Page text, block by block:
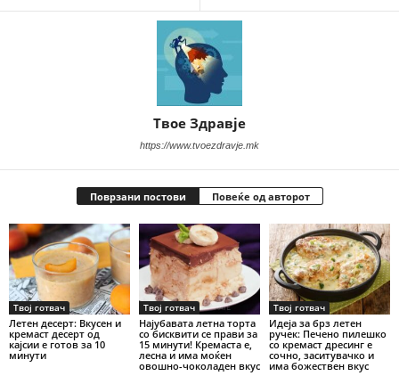
Твое Здравје
https://www.tvoezdravje.mk
Поврзани постови Повеќе од авторот
Твој готвач
Летен десерт: Вкусен и
кремаст десерт од
кајсии е готов за 10
минути
Твој готвач
Најубавата летна торта
со бисквити се прави за
15 минути! Кремаста е,
лесна и има моќен
овошно-чоколаден вкус
Твој готвач
Идеја за брз летен
ручек: Печено пилешко
со кремаст дресинг е
сочно, заситувачко и
има божествен вкус